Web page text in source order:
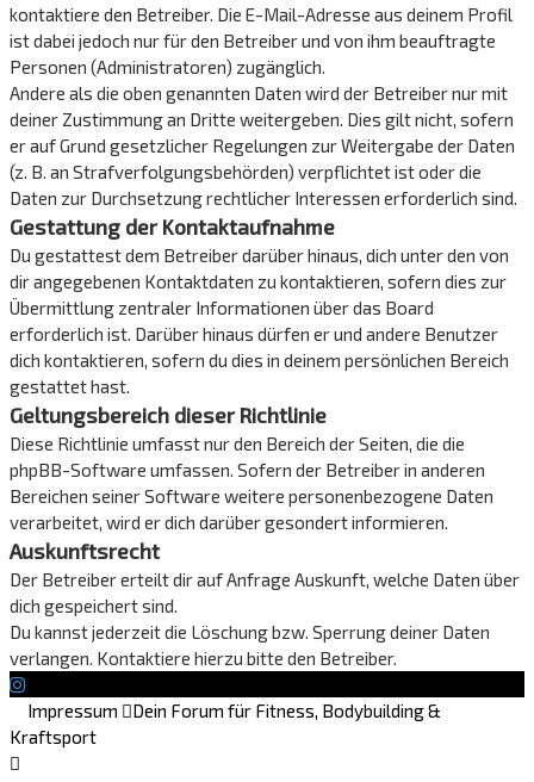
kontaktiere den Betreiber. Die E-Mail-Adresse aus deinem Profil
ist dabei jedoch nur für den Betreiber und von ihm beauftragte
Personen (Administratoren) zugänglich.
Andere als die oben genannten Daten wird der Betreiber nur mit
deiner Zustimmung an Dritte weitergeben. Dies gilt nicht, sofern
er auf Grund gesetzlicher Regelungen zur Weitergabe der Daten
(z. B. an Strafverfolgungsbehörden) verpflichtet ist oder die
Daten zur Durchsetzung rechtlicher Interessen erforderlich sind.
Gestattung der Kontaktaufnahme
Du gestattest dem Betreiber darüber hinaus, dich unter den von
dir angegebenen Kontaktdaten zu kontaktieren, sofern dies zur
Übermittlung zentraler Informationen über das Board
erforderlich ist. Darüber hinaus dürfen er und andere Benutzer
dich kontaktieren, sofern du dies in deinem persönlichen Bereich
gestattet hast.
Geltungsbereich dieser Richtlinie
Diese Richtlinie umfasst nur den Bereich der Seiten, die die
phpBB-Software umfassen. Sofern der Betreiber in anderen
Bereichen seiner Software weitere personenbezogene Daten
verarbeitet, wird er dich darüber gesondert informieren.
Auskunftsrecht
Der Betreiber erteilt dir auf Anfrage Auskunft, welche Daten über
dich gespeichert sind.
Du kannst jederzeit die Löschung bzw. Sperrung deiner Daten
verlangen. Kontaktiere hierzu bitte den Betreiber.
Impressum
Dein Forum für Fitness, Bodybuilding &
Kraftsport